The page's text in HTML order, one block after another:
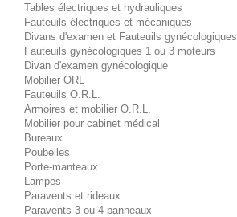
Tables électriques et hydrauliques
Fauteuils électriques et mécaniques
Divans d'examen et Fauteuils gynécologiques
Fauteuils gynécologiques 1 ou 3 moteurs
Divan d'examen gynécologique
Mobilier ORL
Fauteuils O.R.L.
Armoires et mobilier O.R.L.
Mobilier pour cabinet médical
Bureaux
Poubelles
Porte-manteaux
Lampes
Paravents et rideaux
Paravents 3 ou 4 panneaux